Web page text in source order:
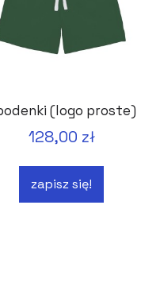
(logo proste)
128,00 zł
zapisz się!